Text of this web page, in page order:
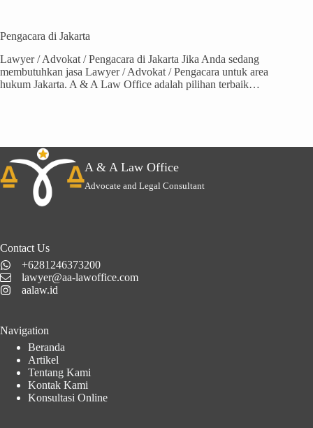
Pengacara di Jakarta
Lawyer / Advokat / Pengacara di Jakarta Jika Anda sedang
membutuhkan jasa Lawyer / Advokat / Pengacara untuk area
hukum Jakarta. A & A Law Office adalah pilihan terbaik…
A & A Law Office
Advocate and Legal Consultant
Contact Us
+6281246373200
lawyer@aa-lawoffice.com
aalaw.id
Navigation
Beranda
Artikel
Tentang Kami
Kontak Kami
Konsultasi Online